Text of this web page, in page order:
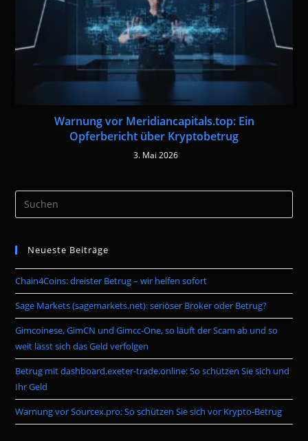
Warnung vor Meridiancapitals.top: Ein
Opferbericht über Kryptobetrug
3. Mai 2026
the
Neueste Beiträge
Chain4Coins: dreister Betrug – wir helfen sofort
Sage Markets (sagemarkets.net): seriöser Broker oder Betrug?
Gimcoinese, GimCN und Gimcc-One, so läuft der Scam ab und so
weit lässt sich das Geld verfolgen
Betrug mit dashboard.exeter-trade.online: So schützen Sie sich und
Ihr Geld
Warnung vor Sourcex.pro: So schützen Sie sich vor Krypto-Betrug